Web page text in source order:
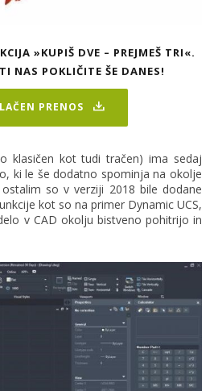
»KUPIŠ DVE – PREJMEŠ TRI«.
NAS POKLIČITE ŠE DANES!
PRENOS
klasičen kot tudi tračen) ima sedaj
ki le še dodatno spominja na okolje
so v verziji 2018 bile dodane
kot so na primer Dynamic UCS,
v CAD okolju bistveno pohitrijo in